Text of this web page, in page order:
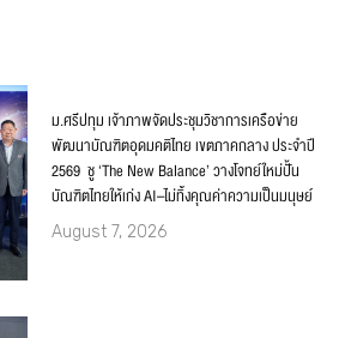
ม.ศรีปทุม เจ้าภาพจัดประชุมวิชาการเครือข่าย
พัฒนาบัณฑิตอุดมคติไทย เขตภาคกลาง ประจำปี
2569 ชู ‘The New Balance’ วางโจทย์ใหม่ปั้น
บัณฑิตไทยให้เก่ง AI–ไม่ทิ้งคุณค่าความเป็นมนุษย์
August 7, 2026